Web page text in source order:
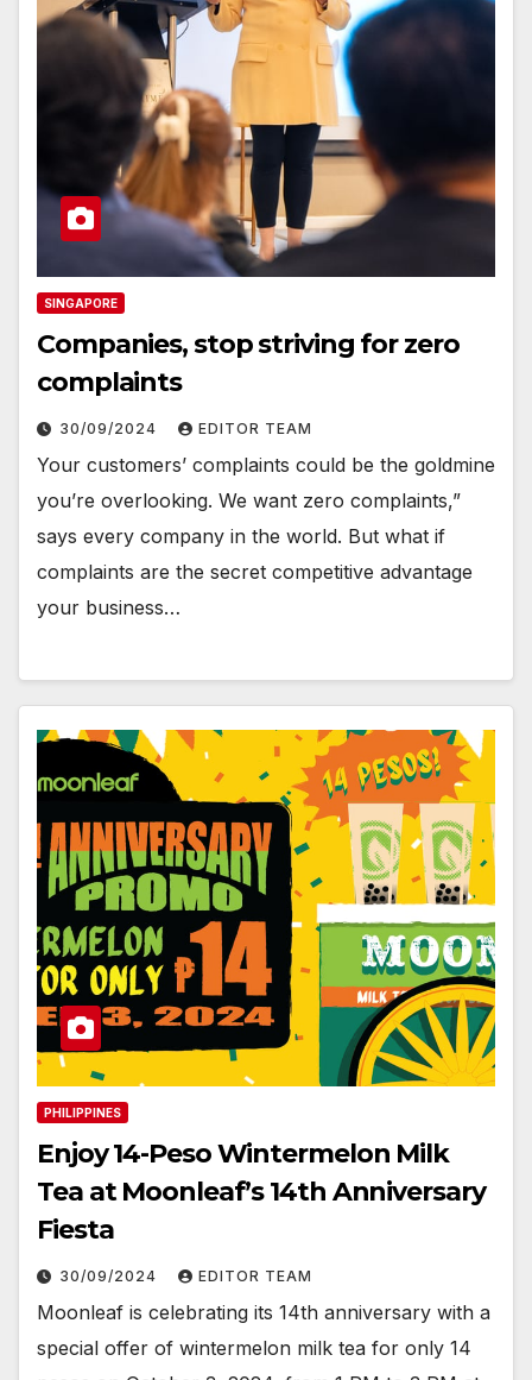
SINGAPORE
Companies, stop striving for zero
complaints
30/09/2024 EDITOR TEAM
Your customers’ complaints could be the goldmine
you’re overlooking. We want zero complaints,”
says every company in the world. But what if
complaints are the secret competitive advantage
your business…
PHILIPPINES
Enjoy 14-Peso Wintermelon Milk
Tea at Moonleaf’s 14th Anniversary
Fiesta
30/09/2024 EDITOR TEAM
Moonleaf is celebrating its 14th anniversary with a
special offer of wintermelon milk tea for only 14